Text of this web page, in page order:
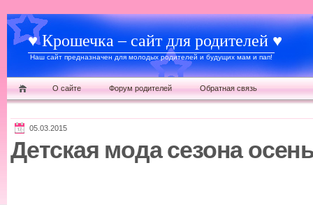
♥ Крошечка – сайт для родителей ♥
Наш сайт предназначен для молодых родителей и будущих мам и пап!
О сайте Форум родителей Обратная связь
05.03.2015
Детская мода сезона